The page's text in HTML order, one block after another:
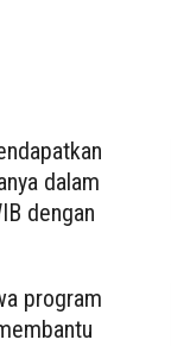
dalam
dengan
program